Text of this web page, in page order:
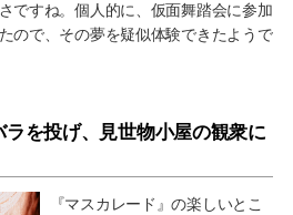
ですね。個人的に、仮面舞踏会に参加
ので、その夢を疑似体験できたようで
を投げ、見世物小屋の観衆に
『マスカレード』の楽しいとこ